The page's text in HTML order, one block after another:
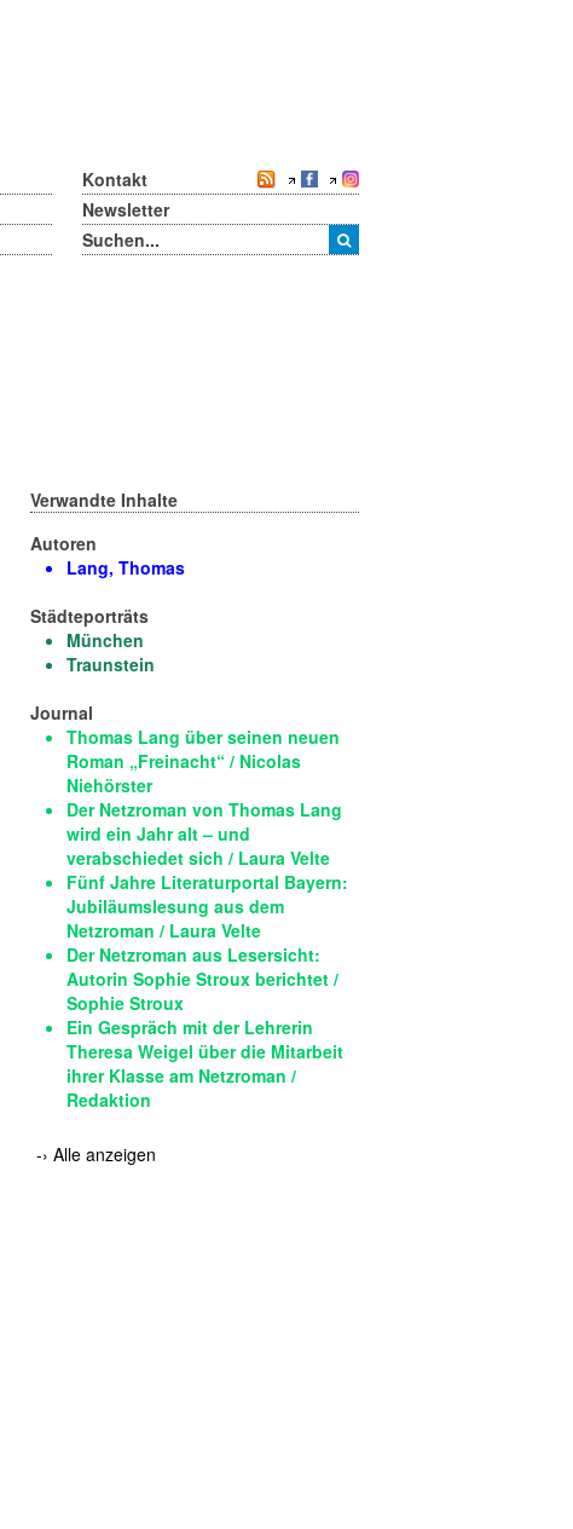
Kontakt
Newsletter
Verwandte Inhalte
Autoren
Lang, Thomas
Städteporträts
München
Traunstein
Journal
Thomas Lang über seinen neuen
Roman „Freinacht“ / Nicolas
Niehörster
Der Netzroman von Thomas Lang
wird ein Jahr alt – und
verabschiedet sich / Laura Velte
Fünf Jahre Literaturportal Bayern:
Jubiläumslesung aus dem
Netzroman / Laura Velte
Der Netzroman aus Lesersicht:
Autorin Sophie Stroux berichtet /
Sophie Stroux
Ein Gespräch mit der Lehrerin
Theresa Weigel über die Mitarbeit
ihrer Klasse am Netzroman /
Redaktion
-› Alle anzeigen